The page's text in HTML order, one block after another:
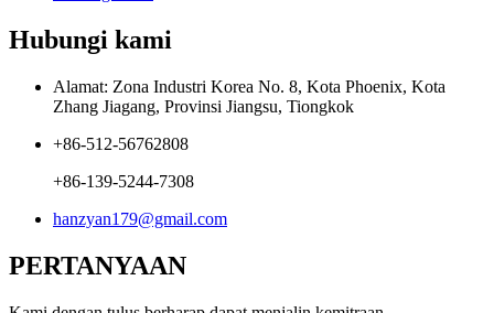
Hubungi kami
Alamat: Zona Industri Korea No. 8, Kota Phoenix, Kota
Zhang Jiagang, Provinsi Jiangsu, Tiongkok
+86-512-56762808
+86-139-5244-7308
hanzyan179@gmail.com
PERTANYAAN